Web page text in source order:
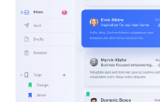
Meave-英文艺术字
深色主题社交app ui